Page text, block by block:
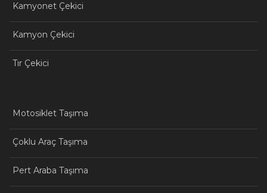
Kamyonet Çekici
Kamyon Çekici
Tır Çekici
Motosiklet Taşıma
Çoklu Araç Taşıma
Pert Araba Taşıma